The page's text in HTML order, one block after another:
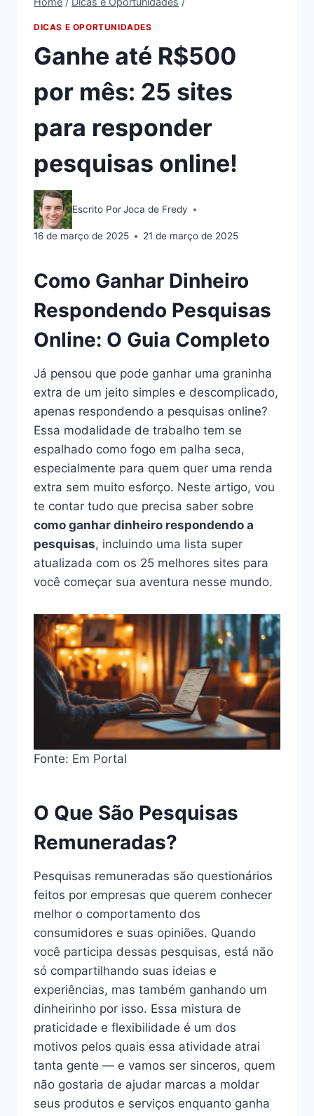
DICAS E OPORTUNIDADES
Ganhe até R$500
por mês: 25 sites
para responder
pesquisas online!
Escrito PorJoca de Fredy
16 de março de 2025 21 de março de 2025
Como Ganhar Dinheiro
Respondendo Pesquisas
Online: O Guia Completo
Já pensou que pode ganhar uma graninha
extra de um jeito simples e descomplicado,
apenas respondendo a pesquisas online?
Essa modalidade de trabalho tem se
espalhado como fogo em palha seca,
especialmente para quem quer uma renda
extra sem muito esforço. Neste artigo, vou
te contar tudo que precisa saber sobre
como ganhar dinheiro respondendo a
pesquisas, incluindo uma lista super
atualizada com os 25 melhores sites para
você começar sua aventura nesse mundo.
Fonte: Em Portal
O Que São Pesquisas
Remuneradas?
Pesquisas remuneradas são questionários
feitos por empresas que querem conhecer
melhor o comportamento dos
consumidores e suas opiniões. Quando
você participa dessas pesquisas, está não
só compartilhando suas ideias e
experiências, mas também ganhando um
dinheirinho por isso. Essa mistura de
praticidade e flexibilidade é um dos
motivos pelos quais essa atividade atrai
tanta gente — e vamos ser sinceros, quem
não gostaria de ajudar marcas a moldar
seus produtos e serviços enquanto ganha